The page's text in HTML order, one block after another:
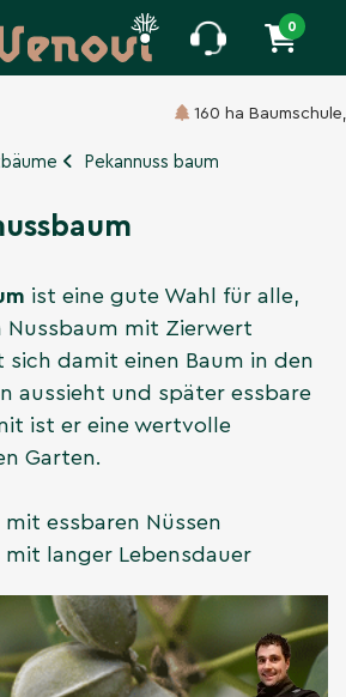
0
Seit 1860
Pekannuss baum
ist eine gute Wahl für alle,
Nussbaum mit Zierwert
sich damit einen Baum in den
aussieht und später essbare
ist er eine wertvolle
Garten.
essbaren Nüssen
mit langer Lebensdauer